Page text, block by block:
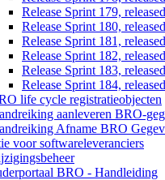
Release Sprint 179,
Release Sprint 180,
Release Sprint 181,
Release Sprint 182,
Release Sprint 183,
Release Sprint 184,
life cycle registratieobjecten
aanleveren BRO-
Afname BRO
voor softwareleveranciers
BRO - Handleiding